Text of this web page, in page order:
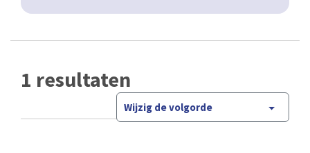
1 resultaten
Wijzig de volgorde